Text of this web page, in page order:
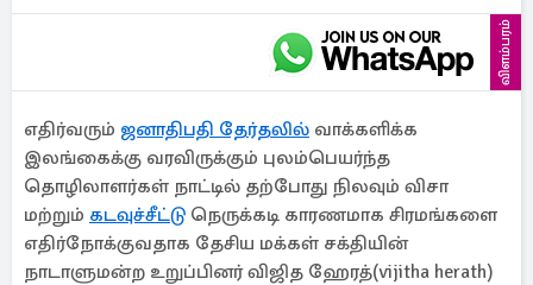
விளம்பரம்
எதிர்வரும் ஜனாதிபதி தேர்தலில் வாக்களிக்க
இலங்கைக்கு வரவிருக்கும் புலம்பெயர்ந்த
தொழிலாளர்கள் நாட்டில் தற்போது நிலவும் விசா
மற்றும் கடவுச்சீட்டு நெருக்கடி காரணமாக சிரமங்களை
எதிர்நோக்குவதாக தேசிய மக்கள் சக்தியின்
நாடாளுமன்ற உறுப்பினர் விஜித ஹேரத்(vijitha herath)